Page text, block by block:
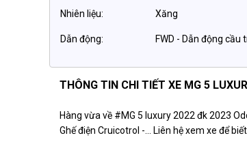
Nhiên liệu: Xăng
Dẫn động: FWD - Dẫn động cầu
THÔNG TIN CHI TIẾT XE MG 5
Hàng vừa về #MG 5 luxury 2022 đk 2023
Ghế điện Cruicotrol -... Liên hệ xem xe để